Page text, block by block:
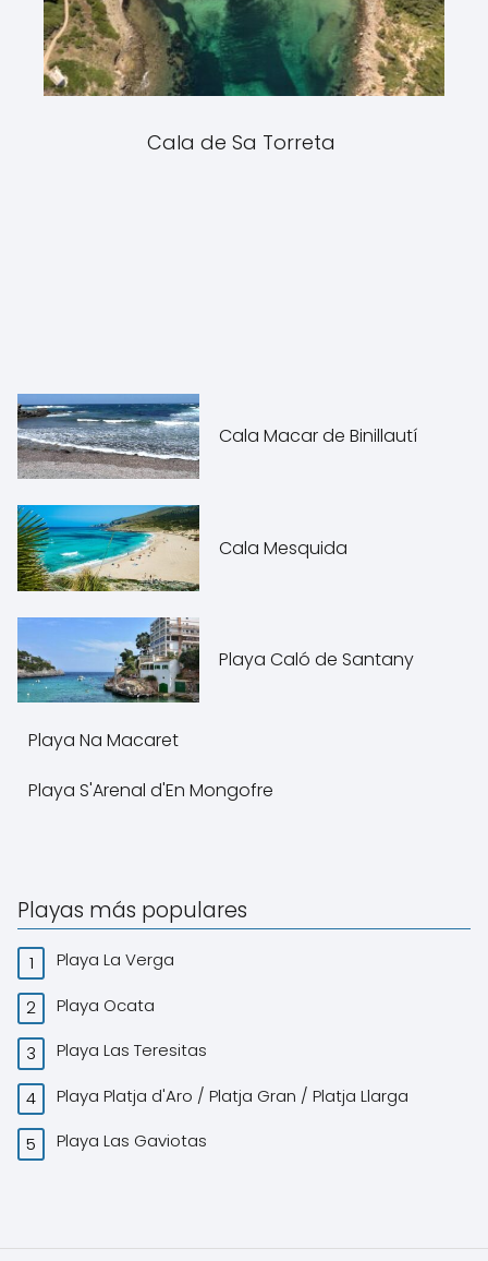
Cala de Sa Torreta
Cala Macar de Binillautí
Cala Mesquida
Playa Caló de Santany
Playa Na Macaret
Playa S'Arenal d'En Mongofre
Playas más populares
Playa La Verga
Playa Ocata
Playa Las Teresitas
Playa Platja d'Aro / Platja Gran / Platja Llarga
Playa Las Gaviotas